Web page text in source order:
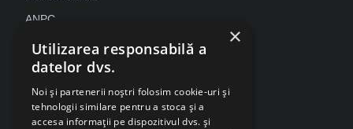
ANPC
Despre Cookies
Retragere din contract
×
Utilizarea responsabilă a
datelor dvs.
Noi și partenerii noștri folosim cookie-uri și
tehnologii similare pentru a stoca și a
accesa informații pe dispozitivul dvs. și